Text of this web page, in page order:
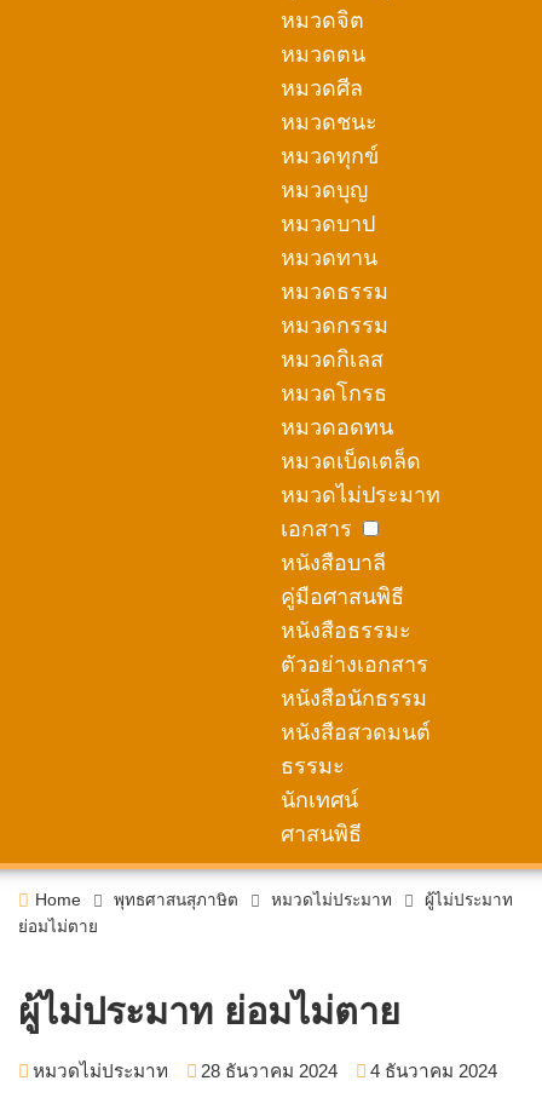
หมวดจิต
หมวดตน
หมวดศีล
หมวดชนะ
หมวดทุกข์
หมวดบุญ
หมวดบาป
หมวดทาน
หมวดธรรม
หมวดกรรม
หมวดกิเลส
หมวดโกรธ
หมวดอดทน
หมวดเบ็ดเตล็ด
หมวดไม่ประมาท
เอกสาร
หนังสือบาลี
คู่มือศาสนพิธี
หนังสือธรรมะ
ตัวอย่างเอกสาร
หนังสือนักธรรม
หนังสือสวดมนต์
ธรรมะ
นักเทศน์
ศาสนพิธี
Home พุทธศาสนสุภาษิต หมวดไม่ประมาท
ผู้ไม่ประมาท
ย่อมไม่ตาย
ผู้ไม่ประมาท ย่อมไม่ตาย
หมวดไม่ประมาท 28 ธันวาคม 2024 4 ธันวาคม 2024